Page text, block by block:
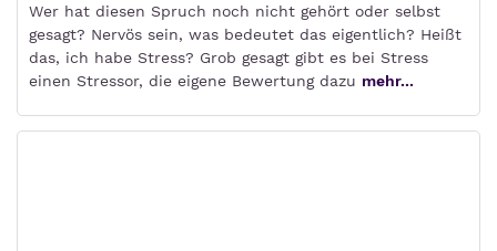
Wer hat diesen Spruch noch nicht gehört oder selbst
gesagt? Nervös sein, was bedeutet das eigentlich? Heißt
das, ich habe Stress? Grob gesagt gibt es bei Stress
einen Stressor, die eigene Bewertung dazu mehr...